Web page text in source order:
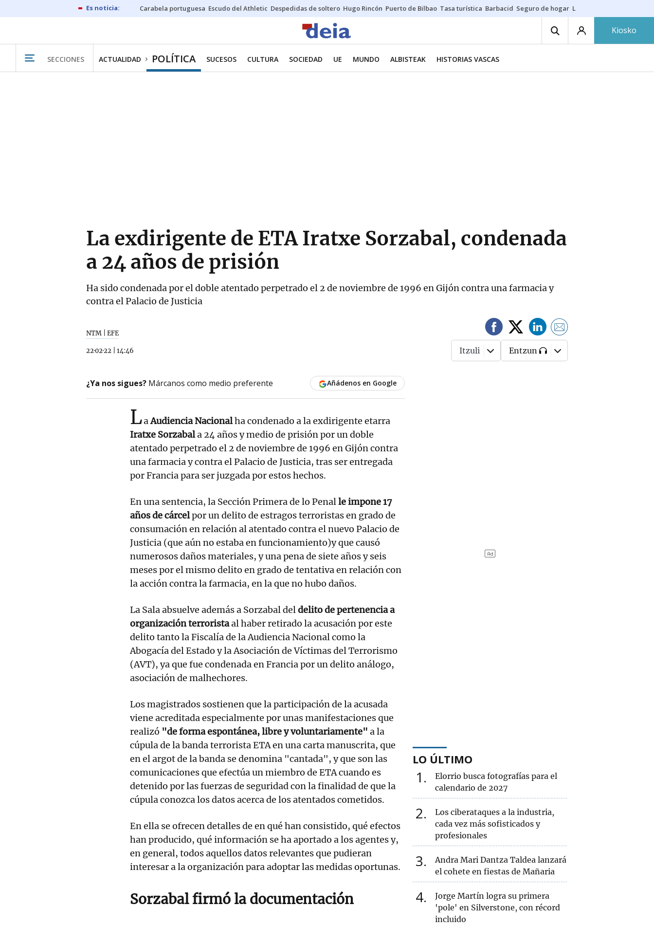
Carabela portuguesa Escudo del Athletic Despedidas de soltero Hugo Rincón Puerto de Bilbao Tasa turística Barbacid Seguro de hogar Lío Athletic-Osasuna
Kiosko
SECCIONES ACTUALIDAD POLÍTICA SUCESOS CULTURA SOCIEDAD UE MUNDO ALBISTEAK HISTORIAS VASCAS
La exdirigente de ETA Iratxe Sorzabal, condenada
a 24 años de prisión
Ha sido condenada por el doble atentado perpetrado el 2 de noviembre de 1996 en Gijón contra una farmacia y
contra el Palacio de Justicia
NTM | EFE
22·02·22 14:46 Itzuli Entzun
¿Ya nos sigues? Márcanos como medio preferente Añádenos en Google
LaAudiencia Nacionalha condenado a la exdirigente etarra
Iratxe Sorzabala 24 años y medio de prisión por un doble
atentado perpetrado el 2 de noviembre de 1996 en Gijón contra
una farmacia y contra el Palacio de Justicia, tras ser entregada
por Francia para ser juzgada por estos hechos.
En una sentencia, la Sección Primera de lo Penalle impone 17
años de cárcelpor un delito de estragos terroristas en grado de
consumación en relación al atentado contra el nuevo Palacio de
Justicia (que aún no estaba en funcionamiento)y que causó
numerosos daños materiales, y una pena de siete años y seis
meses por el mismo delito en grado de tentativa en relación con
la acción contra la farmacia, en la que no hubo daños.
La Sala absuelve además a Sorzabal deldelito de pertenencia a
organización terroristaal haber retirado la acusación por este
delito tanto la Fiscalía de la Audiencia Nacional como la
Abogacía del Estado y la Asociación de Víctimas del Terrorismo
(AVT), ya que fue condenada en Francia por un delito análogo,
asociación de malhechores.
Los magistrados sostienen que la participación de la acusada
viene acreditada especialmente por unas manifestaciones que
realizó "de forma espontánea, libre y voluntariamente" a la
cúpula de la banda terrorista ETA en una carta manuscrita, que
en el argot de la banda se denomina "cantada", y que son las
comunicaciones que efectúa un miembro de ETA cuando es
detenido por las fuerzas de seguridad con la finalidad de que la
cúpula conozca los datos acerca de los atentados cometidos.
En ella se ofrecen detalles de en qué han consistido, qué efectos
han producido, qué información se ha aportado a los agentes y,
en general, todos aquellos datos relevantes que pudieran
interesar a la organización para adoptar las medidas oportunas.
Sorzabal firmó la documentación
LO ÚLTIMO
1
Elorrio busca fotografías para el
calendario de 2027
2
Los ciberataques a la industria,
cada vez más sofisticados y
profesionales
3
Andra Mari Dantza Taldea lanzará
el cohete en fiestas de Mañaria
4
Jorge Martín logra su primera
'pole' en Silverstone, con récord
incluido